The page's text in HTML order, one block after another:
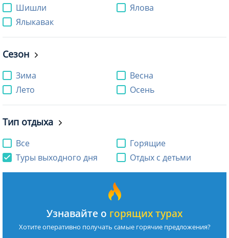
Шишли
Ялова
Ялыкавак
Сезон
Зима
Весна
Лето
Осень
Тип отдыха
Все
Горящие
Туры выходного дня
Отдых с детьми
Узнавайте о горящих турах
Хотите оперативно получать самые горячие предложения?